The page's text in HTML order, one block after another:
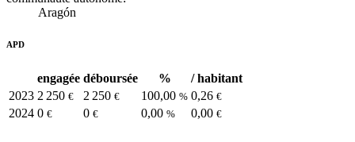
Aragón
APD
engagée déboursée %
/ habitant
2023 2 250 € 2 250 € 100,00 % 0,26 €
2024 0 € 0 € 0,00 % 0,00 €